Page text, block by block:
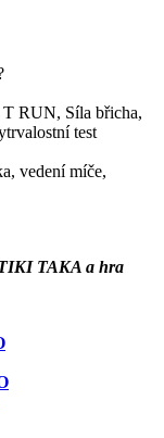
RUN, Síla břicha,
test
vedení míče,
TAKA a hra